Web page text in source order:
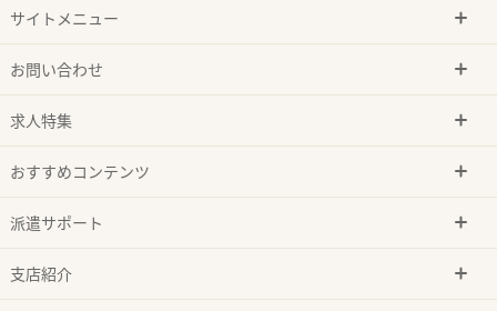
サイトメニュー
お問い合わせ
求人特集
おすすめコンテンツ
派遣サポート
支店紹介